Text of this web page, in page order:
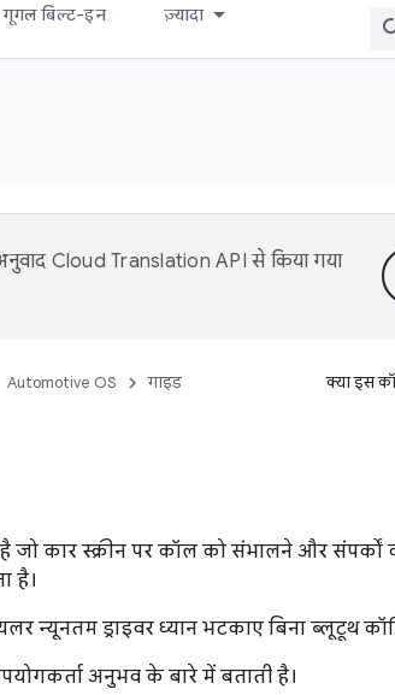
गूगल बिल्ट-इन ज़्यादा
Cloud Translation API से किया गया
Automotive OS गाइड क्या इस
जो कार स्क्रीन पर कॉल को संभालने और संपर्कों
है।
न्यूनतम ड्राइवर ध्यान भटकाए बिना ब्लूटूथ
अनुभव के बारे में बताती है।